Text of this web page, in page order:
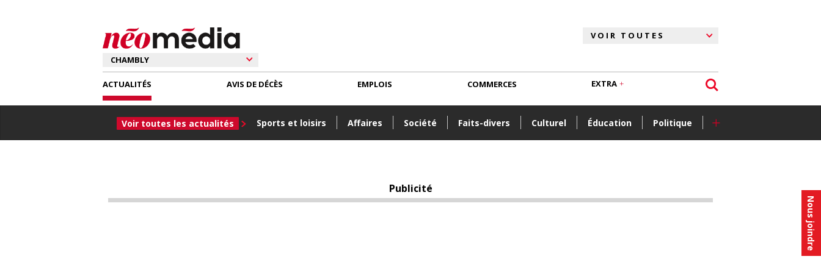
Nous joindre
ACTUALITÉS
Voir toutes les actualités Sports et loisirs Affaires Société Faits-divers Culturel Éducation Politique +
AVIS DE DÉCÈS EMPLOIS COMMERCES EXTRA
Publicité